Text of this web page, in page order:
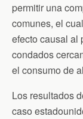
permitir una
comunes, el
efecto causal al
condados
el consumo de
Los resultados
caso